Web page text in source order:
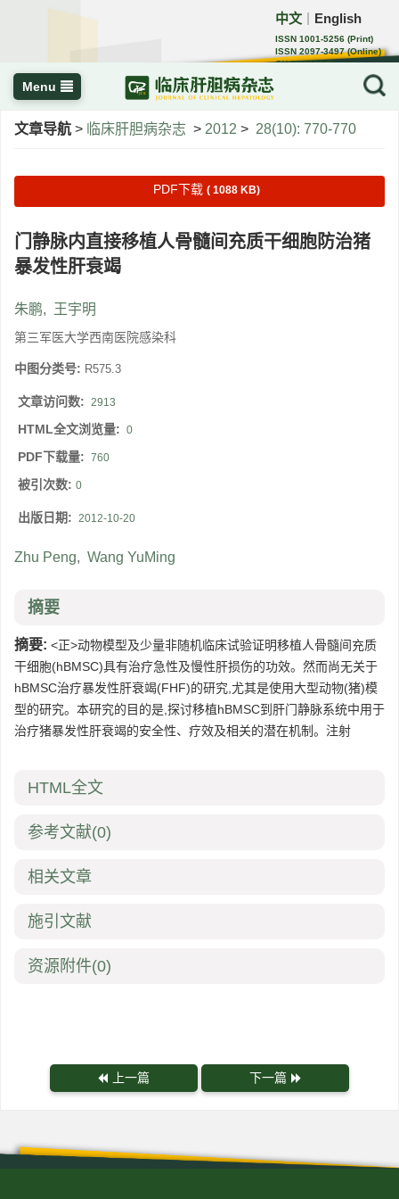
中文 English
ISSN 1001-5256 (Print)
ISSN 2097-3497 (Online)
CN 22-1108/R
Menu
文章导航 > 临床肝胆病杂志 > 2012 > 28(10): 770-770
PDF下载 ( 1088 KB)
门静脉内直接移植人骨髓间充质干细胞防治猪
暴发性肝衰竭
朱鹏, 王宇明
第三军医大学西南医院感染科
中图分类号: R575.3
文章访问数: 2913
HTML全文浏览量: 0
PDF下载量: 760
被引次数: 0
出版日期: 2012-10-20
Zhu Peng, Wang YuMing
摘要
摘要: <正>动物模型及少量非随机临床试验证明移植人骨髓间充质
干细胞(hBMSC)具有治疗急性及慢性肝损伤的功效。然而尚无关于
hBMSC治疗暴发性肝衰竭(FHF)的研究,尤其是使用大型动物(猪)模
型的研究。本研究的目的是,探讨移植hBMSC到肝门静脉系统中用于
治疗猪暴发性肝衰竭的安全性、疗效及相关的潜在机制。注射
HTML全文
参考文献(0)
相关文章
施引文献
资源附件(0)
上一篇 下一篇